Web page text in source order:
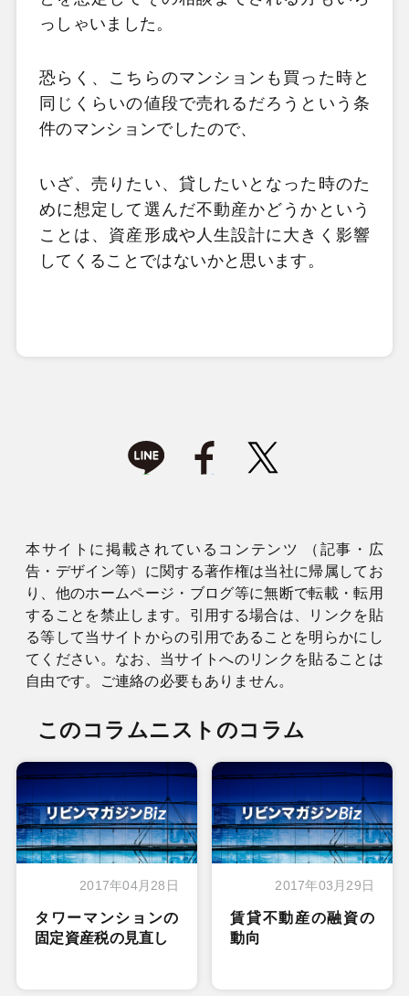
っしゃいました。
恐らく、こちらのマンションも買った時と
同じくらいの値段で売れるだろうという条
件のマンションでしたので、
いざ、売りたい、貸したいとなった時のた
めに想定して選んだ不動産かどうかという
ことは、資産形成や人生設計に大きく影響
してくることではないかと思います。
本サイトに掲載されているコンテンツ （記事・広
告・デザイン等）に関する著作権は当社に帰属してお
り、他のホームページ・ブログ等に無断で転載・転用
することを禁止します。引用する場合は、リンクを貼
る等して当サイトからの引用であることを明らかにし
てください。なお、当サイトへのリンクを貼ることは
自由です。ご連絡の必要もありません。
このコラムニストのコラム
2017年04月28日
タワーマンションの
固定資産税の見直し
2017年03月29日
賃貸不動産の融資の
動向